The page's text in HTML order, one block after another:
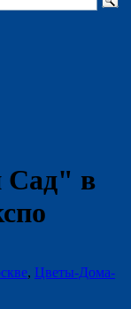
Сад" в
, Цветы-Дома-